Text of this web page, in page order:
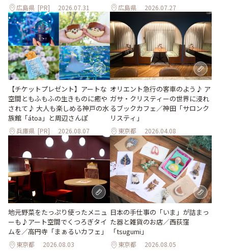
広島県 [PR] 2026.07.31 広島県 2026.07.27
【チケットプレゼント】アートな
空間ともふもふの生きものに癒や
されて♪ 大人も楽しめる神戸の水
族館「átoa」と周辺さんぽ
兵庫県 [PR] 2026.08.07
オリエント急行の客車のよう♪ ア
ガサ・クリスティーの世界に浸れ
るブックカフェ／神田「サロンク
リスティ」
東京都 2026.04.08
地元野菜をたっぷり使ったメニュ
ーも♪アート空間でくつろぎタイ
ムを／高円寺「まぁるいカフェ」
東京都 2026.08.03
日本の手仕事の「いま」が詰まっ
た器と雑貨のお店／西荻窪
「tsugumi」
東京都 2026.08.05